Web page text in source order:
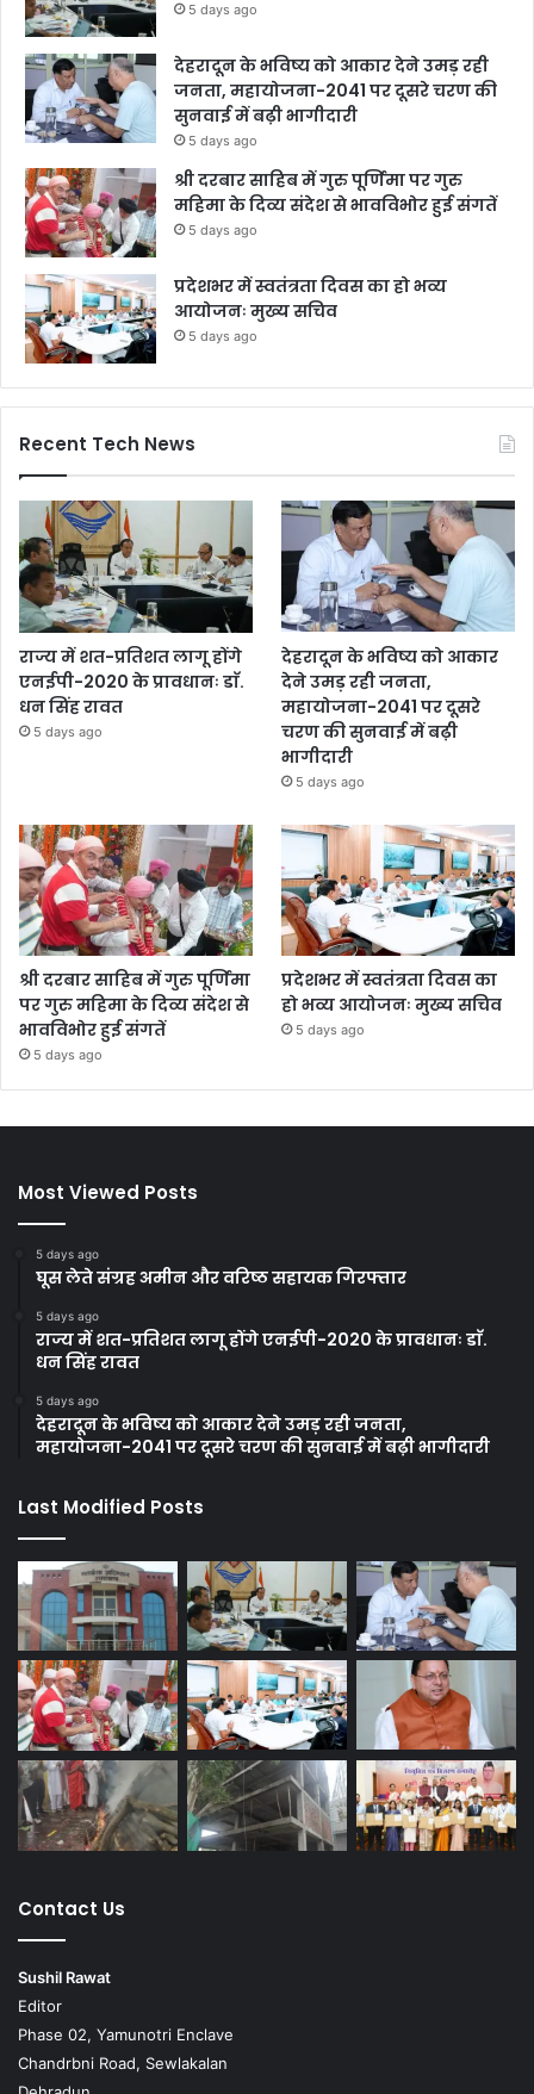
5 days ago
देहरादून के भविष्य को आकार देने उमड़ रही
जनता, महायोजना-2041 पर दूसरे चरण की
सुनवाई में बढ़ी भागीदारी
5 days ago
श्री दरबार साहिब में गुरु पूर्णिमा पर गुरु
महिमा के दिव्य संदेश से भावविभोर हुई संगतें
5 days ago
प्रदेशभर में स्वतंत्रता दिवस का हो भव्य
आयोजनः मुख्य सचिव
5 days ago
Recent Tech News
राज्य में शत-प्रतिशत लागू होंगे
एनईपी-2020 के प्रावधानः डाॅ.
धन सिंह रावत
5 days ago
देहरादून के भविष्य को आकार
देने उमड़ रही जनता,
महायोजना-2041 पर दूसरे
चरण की सुनवाई में बढ़ी
भागीदारी
5 days ago
श्री दरबार साहिब में गुरु पूर्णिमा
पर गुरु महिमा के दिव्य संदेश से
भावविभोर हुई संगतें
5 days ago
प्रदेशभर में स्वतंत्रता दिवस का
हो भव्य आयोजनः मुख्य सचिव
5 days ago
Most Viewed Posts
5 days ago
घूस लेते संग्रह अमीन और वरिष्ठ सहायक गिरफ्तार
5 days ago
राज्य में शत-प्रतिशत लागू होंगे एनईपी-2020 के प्रावधानः डाॅ.
धन सिंह रावत
5 days ago
देहरादून के भविष्य को आकार देने उमड़ रही जनता,
महायोजना-2041 पर दूसरे चरण की सुनवाई में बढ़ी भागीदारी
Last Modified Posts
Contact Us
Sushil Rawat
Editor
Phase 02, Yamunotri Enclave
Chandrbni Road, Sewlakalan